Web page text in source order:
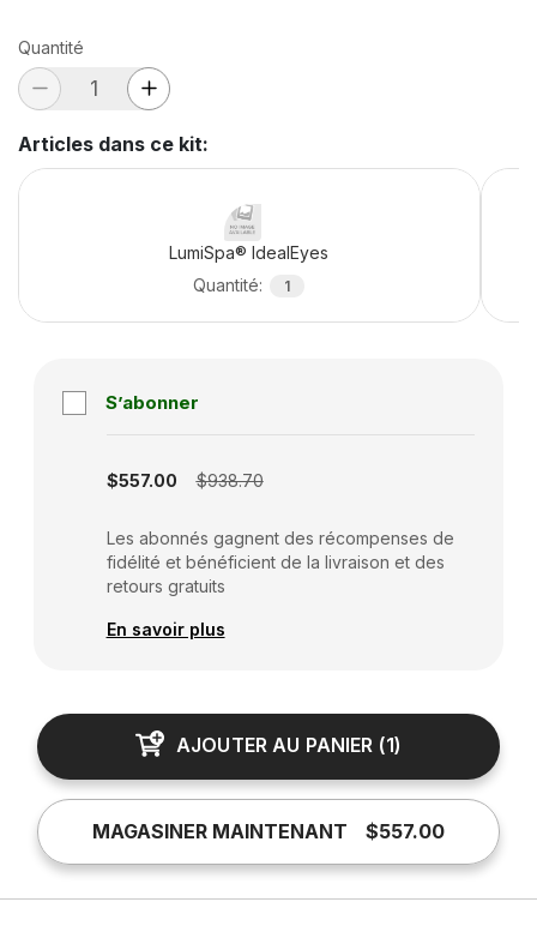
Quantité
Articles dans ce kit:
LumiSpa® IdealEyes
Quantité: 1
S’abonner
$557.00 $938.70
Les abonnés gagnent des récompenses de
fidélité et bénéficient de la livraison et des
retours gratuits
En savoir plus
AJOUTER AU PANIER (1)
MAGASINER MAINTENANT $557.00